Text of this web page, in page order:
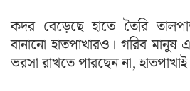
কদর বেড়েছে হাতে তৈরি
বানানো হাতপাখারও। গরিব মানুষ
ভরসা রাখতে পারছেন না,